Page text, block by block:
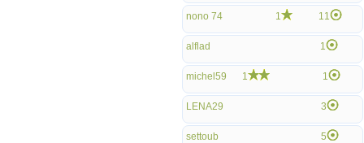
nono 74 1 11
alflad 1
michel59 1 1
LENA29 3
settoub 5